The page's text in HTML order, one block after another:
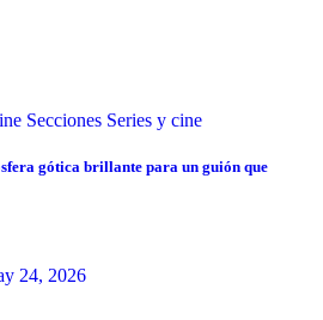
Secciones Series y cine
gótica brillante para un guión que
24, 2026